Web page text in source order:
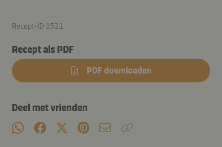
Recept-ID 1521
Recept als PDF
PDF downloaden
Deel met vrienden